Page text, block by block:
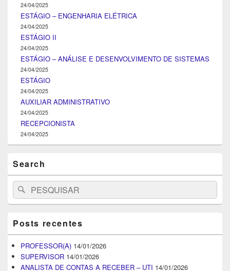
24/04/2025
ESTÁGIO – ENGENHARIA ELÉTRICA
24/04/2025
ESTÁGIO II
24/04/2025
ESTÁGIO – ANÁLISE E DESENVOLVIMENTO DE SISTEMAS
24/04/2025
ESTÁGIO
24/04/2025
AUXILIAR ADMINISTRATIVO
24/04/2025
RECEPCIONISTA
24/04/2025
Search
Search
for:
Pesquisar
Posts recentes
PROFESSOR(A) 14/01/2026
SUPERVISOR 14/01/2026
ANALISTA DE CONTAS A RECEBER – UTI 14/01/2026